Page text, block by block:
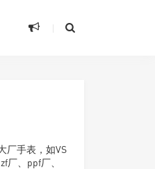
厂手表，如VS
厂、ppf厂、